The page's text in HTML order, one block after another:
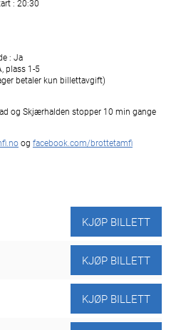
: 20:30
: Ja
plass 1-5
betaler kun billettavgift)
og Skjærhalden stopper 10 min gange
og facebook.com/brottetamfi
KJØP BILLETT
KJØP BILLETT
KJØP BILLETT